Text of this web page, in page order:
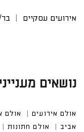
אירועים עסקיים
נושאים
אולם אירועים אולם
אביב
אולם חתונות